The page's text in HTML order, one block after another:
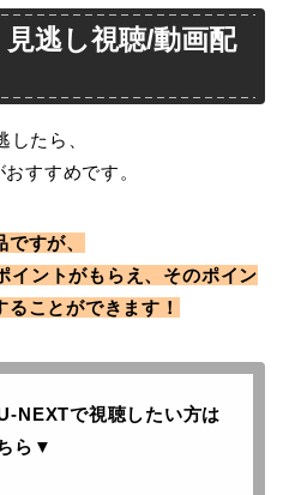
見逃し視聴/動画配
たら、
すすめです。
すが、
イントがもらえ、そのポイン
ることができます！
NEXTで視聴したい方は
ら ▼